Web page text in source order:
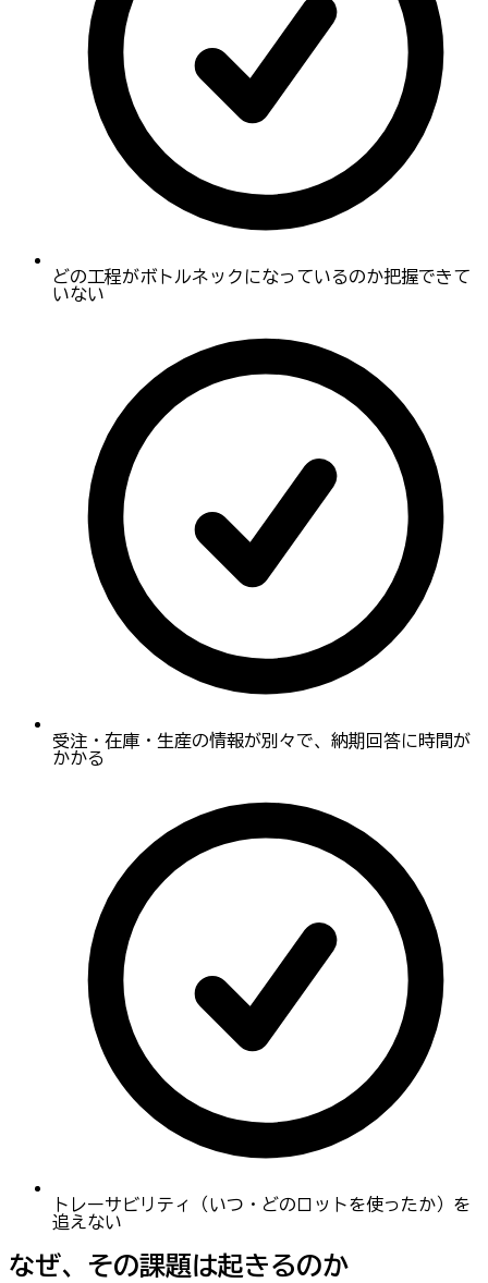
どの工程がボトルネックになっているのか把握できて
いない
受注・在庫・生産の情報が別々で、納期回答に時間が
かかる
トレーサビリティ（いつ・どのロットを使ったか）を
追えない
なぜ、その課題は起きるのか